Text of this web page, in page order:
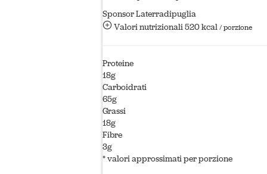
Sponsor Laterradipuglia
Valori nutrizionali520 kcal/ porzione
Proteine
18g
Carboidrati
65g
Grassi
18g
Fibre
3g
* valori approssimati per porzione